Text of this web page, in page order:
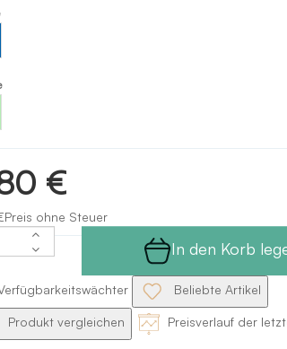
€
ohne Steuer
In den Korb
Beliebte Artikel
Produkt vergleichen Preisverlauf der